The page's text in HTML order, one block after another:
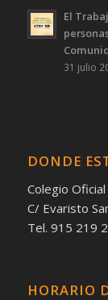
El
31 julio
DONDE
Colegio
C/ Evaristo
Tel. 915 219
HORARIO